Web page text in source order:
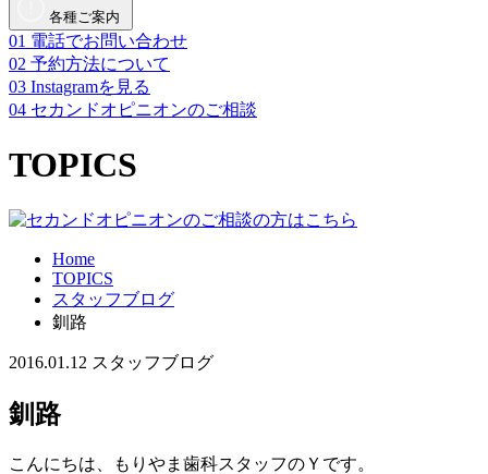
各種ご案内
01 電話でお問い合わせ
02 予約方法について
03 Instagramを見る
04 セカンドオピニオンのご相談
TOPICS
Home
TOPICS
スタッフブログ
釧路
2016.01.12 スタッフブログ
釧路
こんにちは、もりやま歯科スタッフのＹです。